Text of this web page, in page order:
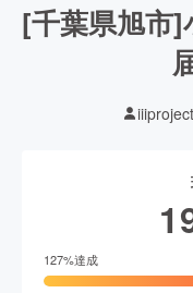
[千葉県旭市]
127%達成